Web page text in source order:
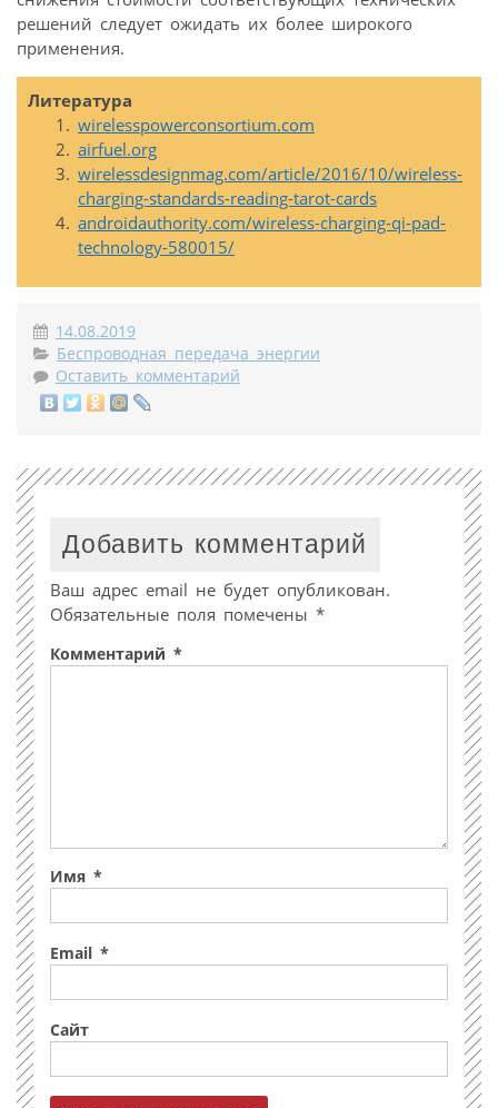
решений следует ожидать их более широкого
применения.
Литература
wirelesspowerconsortium.com
airfuel.org
wirelessdesignmag.com/article/2016/10/wireless-
charging-standards-reading-tarot-cards
androidauthority.com/wireless-charging-qi-pad-
technology-580015/
14.08.2019
Беспроводная передача энергии
Оставить комментарий
Добавить комментарий
Ваш адрес email не будет опубликован.
Обязательные поля помечены *
Комментарий *
Имя *
Email *
Сайт